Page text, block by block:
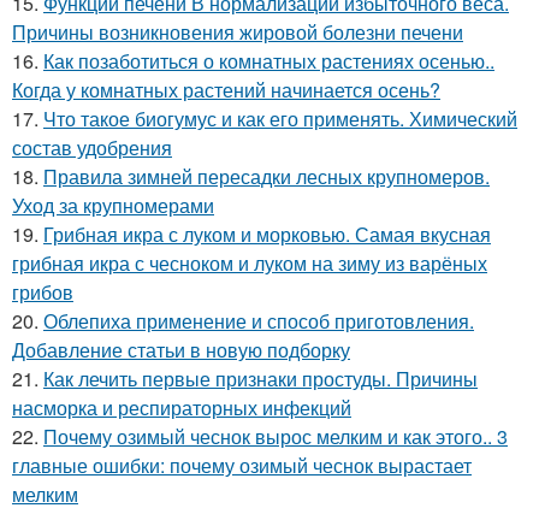
Причины возникновения жировой болезни печени
16. Как позаботиться о комнатных растениях осенью..
Когда у комнатных растений начинается осень?
17. Что такое биогумус и как его применять. Химический
состав удобрения
18. Правила зимней пересадки лесных крупномеров.
Уход за крупномерами
19. Грибная икра с луком и морковью. Самая вкусная
грибная икра с чесноком и луком на зиму из варёных
грибов
20. Облепиха применение и способ приготовления.
Добавление статьи в новую подборку
21. Как лечить первые признаки простуды. Причины
насморка и респираторных инфекций
22. Почему озимый чеснок вырос мелким и как этого.. 3
главные ошибки: почему озимый чеснок вырастает
мелким